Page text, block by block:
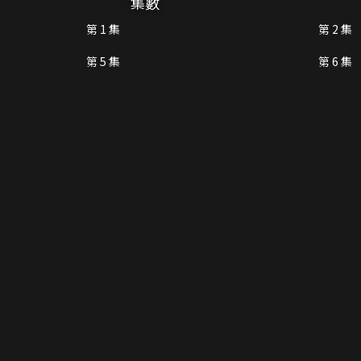
第 1 集 第 2 集
第 5 集
第 6 集